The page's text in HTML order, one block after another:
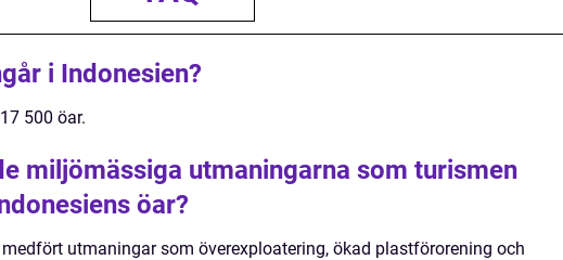
i Indonesien?
500 öar.
miljömässiga utmaningarna som turismen
öar?
utmaningar som överexploatering, ökad plastförorening och